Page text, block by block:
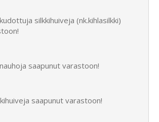
silkkihuiveja (nk.kihlasilkki)
saapunut varastoon!
saapunut varastoon!